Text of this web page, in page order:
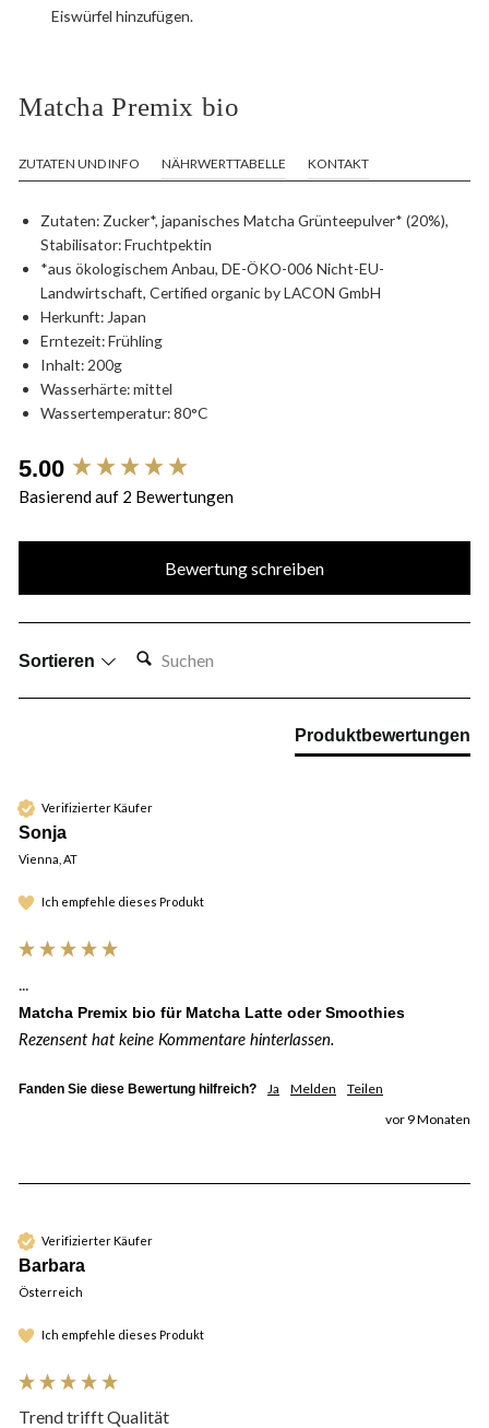
Eiswürfel hinzufügen.
Matcha Premix bio
ZUTATEN UND INFO NÄHRWERTTABELLE KONTAKT
Zutaten: Zucker*, japanisches Matcha Grünteepulver* (20%),
Stabilisator: Fruchtpektin
*aus ökologischem Anbau, DE-ÖKO-006 Nicht-EU-
Landwirtschaft, Certified organic by LACON GmbH
Herkunft: Japan
Erntezeit: Frühling
Inhalt: 200g
Wasserhärte: mittel
Wassertemperatur: 80°C
5.00
Basierend auf 2 Bewertungen
Bewertung schreiben
Sortieren
Produktbewertungen
Verifizierter Käufer
Sonja
Vienna, AT
Ich empfehle dieses Produkt
Matcha Premix bio für Matcha Latte oder Smoothies
Rezensent hat keine Kommentare hinterlassen.
Fanden Sie diese Bewertung hilfreich? Ja Melden
Teilen
vor 9 Monaten
Verifizierter Käufer
Barbara
Österreich
Ich empfehle dieses Produkt
Trend trifft Qualität
New content loaded